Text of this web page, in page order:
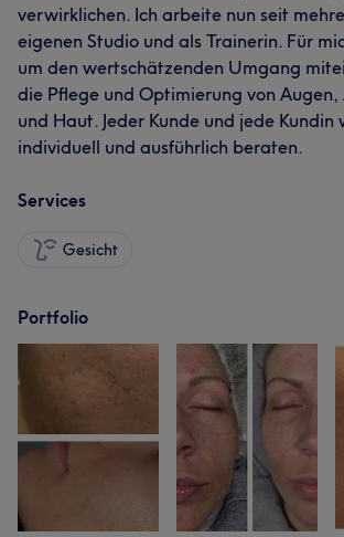
verwirklichen. Ich arbeite nun seit
eigenen Studio und als Trainerin. Für
um den wertschätzenden Umgang
die Pflege und Optimierung von
und Haut. Jeder Kunde und jede Kundin
individuell und ausführlich beraten.
Services
Gesicht
Portfolio